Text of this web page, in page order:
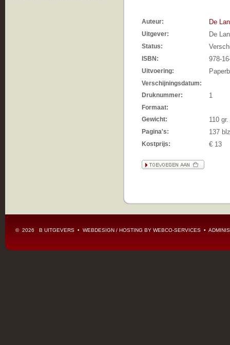
Auteur: De
Uitgever: De
Status:
ISBN: 978-
Uitvoering:
Verschijningsdatum:
Druknummer:
1
Formaat:
Gewicht:
110 gr.
Pagina's: 137
Kostprijs: € 13
© 2026 B UITGEVERS • WEBDESIGN / HOSTING BY WEBCO-SERVICES •